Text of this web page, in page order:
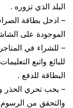
البلد الذي تزوره .
– ادخل بطاقة
الموجودة على
– للشراء في
للبائع واتبع
البطاقة للدفع .
– يجب تحري الحذر
والتحقق من الرسوم